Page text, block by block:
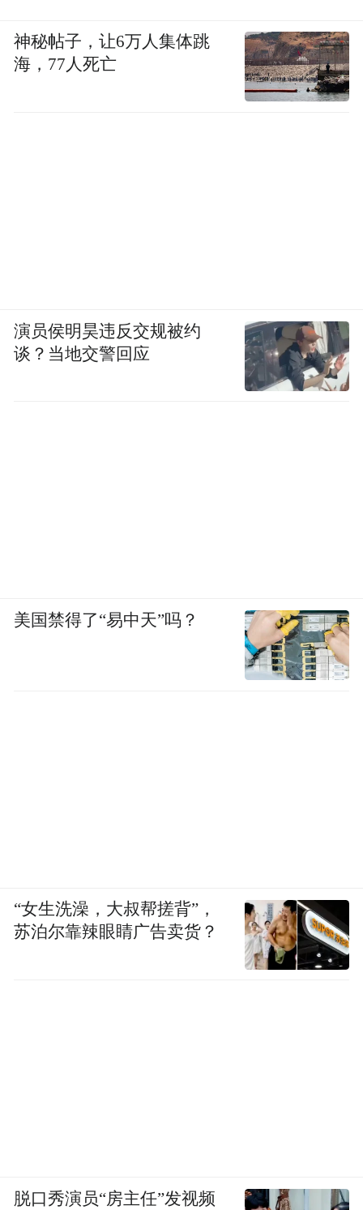
神秘帖子，让6万人集体跳
海，77人死亡
演员侯明昊违反交规被约
谈？当地交警回应
美国禁得了“易中天”吗？
“女生洗澡，大叔帮搓背”，
苏泊尔靠辣眼睛广告卖货？
脱口秀演员“房主任”发视频